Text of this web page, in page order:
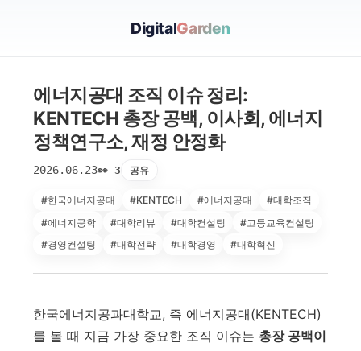
DigitalGarden
에너지공대 조직 이슈 정리:
KENTECH 총장 공백, 이사회, 에너지
정책연구소, 재정 안정화
2026.06.23👀 3 공유
#한국에너지공대 #KENTECH #에너지공대
#대학조직
#에너지공학
#대학리뷰 #대학컨설팅
#고등교육컨설팅
#경영컨설팅
#대학전략 #대학경영 #대학혁신
한국에너지공과대학교, 즉 에너지공대(KENTECH)
를 볼 때 지금 가장 중요한 조직 이슈는 총장 공백이